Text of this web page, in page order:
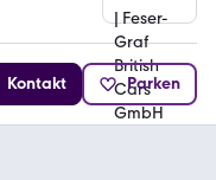
Kontakt Parken